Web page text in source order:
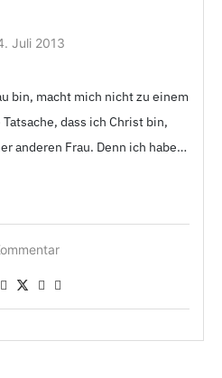
Juli 2013
bin, macht mich nicht zu einem
dass ich Christ bin,
anderen Frau. Denn ich habe…